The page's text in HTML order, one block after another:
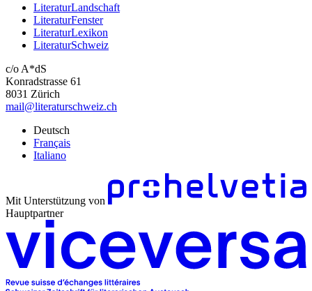
LiteraturLandschaft
LiteraturFenster
LiteraturLexikon
LiteraturSchweiz
c/o A*dS
Konradstrasse 61
8031 Zürich
mail@literaturschweiz.ch
Deutsch
Français
Italiano
Mit Unterstützung von
Hauptpartner